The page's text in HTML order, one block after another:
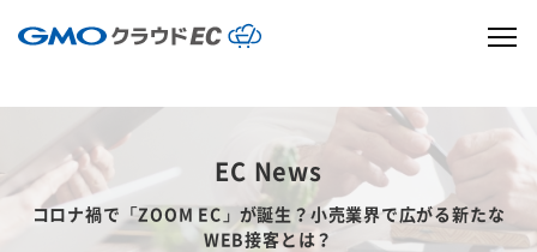
EC News
コロナ禍で「ZOOM EC」が誕生？小売業界で広がる新たな
WEB接客とは？